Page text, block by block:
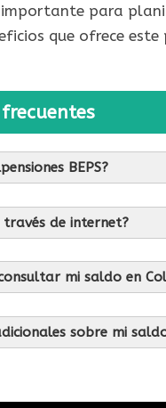
importante para
que ofrece
BEPS?
través de internet?
mi saldo en
sobre mi saldo